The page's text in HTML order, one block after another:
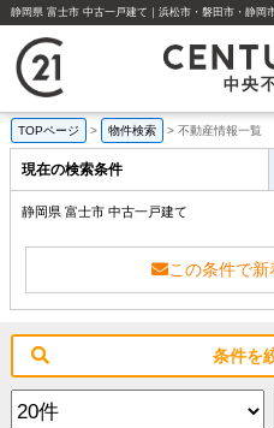
TOPページ > 物件検索 > 不動産情報一覧
現在の検索条件
静岡県 富士市 中古一戸建て
この条件で
条件を